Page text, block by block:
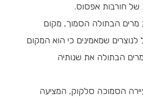
של חורבות אפסוס.
מרים הבתולה הסמוך, מקום
לנוצרים שמאמינים כי הוא המקום
הבתולה את שנותיה
הסמוכה סלקוק, המציעה